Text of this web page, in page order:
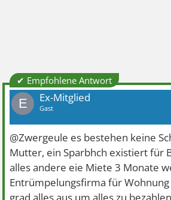
✔ Empfohlene Antwort
E Ex-Mitglied
Gast
@Zwergeule es bestehen keine
Mutter, ein Sparbhch existiert für
alles andere eie Miete 3 Monate
Entrümpelungsfirma für